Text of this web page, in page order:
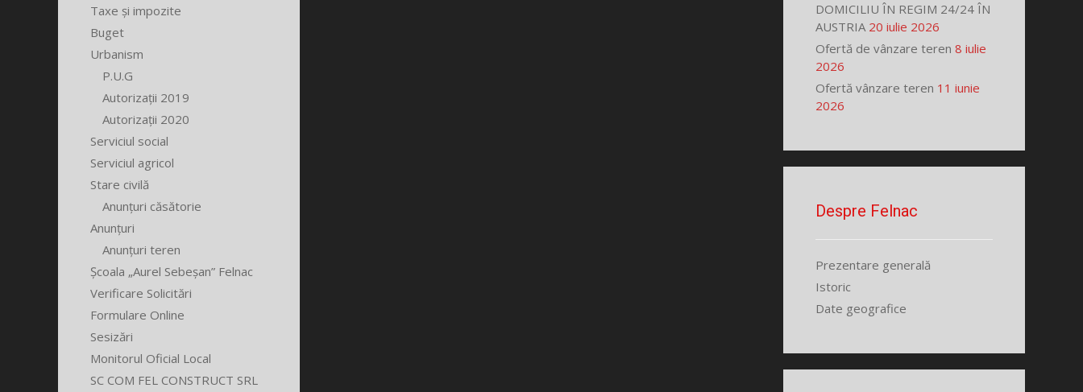
Taxe și impozite
Buget
Urbanism
P.U.G
Autorizații 2019
Autorizații 2020
Serviciul social
Serviciul agricol
Stare civilă
Anunțuri căsătorie
Anunțuri
Anunțuri teren
Școala „Aurel Sebeșan” Felnac
Verificare Solicitări
Formulare Online
Sesizări
Monitorul Oficial Local
SC COM FEL CONSTRUCT SRL
DOMICILIU ÎN REGIM 24/24 ÎN
AUSTRIA 20 iulie 2026
Ofertă de vânzare teren 8 iulie
2026
Ofertă vânzare teren 11 iunie
2026
Despre Felnac
Prezentare generală
Istoric
Date geografice